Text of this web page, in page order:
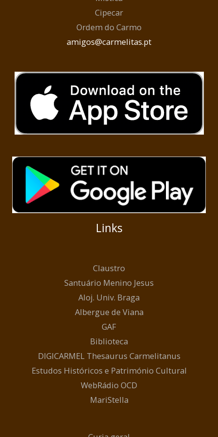
Cipecar
Ordem do Carmo
amigos@carmelitas.pt
Links
Claustro
Santuário Menino Jesus
Aloj. Univ. Braga
Albergue de Viana
GAF
Biblioteca
DIGICARMEL Thesaurus Carmelitanus
Estudos Históricos e Património Cultural
WebRádio OCD
MariStella